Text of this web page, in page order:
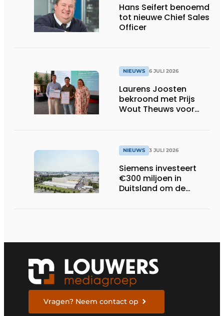
Hans Seifert benoemd
tot nieuwe Chief Sales
Officer
NIEUWS 6 JULI 2026
Laurens Joosten
bekroond met Prijs
Wout Theuws voor
NIEUWS 3 JULI 2026
Siemens investeert
€300 miljoen in
Duitsland om de
Vragen? Neem contact op